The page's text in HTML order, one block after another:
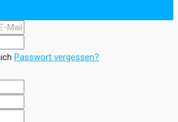
Passwort vergessen?